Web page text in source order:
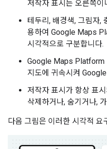
저작자 표시는 오른쪽
테두리, 배경색, 그림자,
용하여 Google Maps
시각적으로 구분합니다.
Google Maps Platform
지도에 귀속시켜
저작자 표시가 항상 표
삭제하거나, 숨기거나,
다음 그림은 이러한 시각적 요